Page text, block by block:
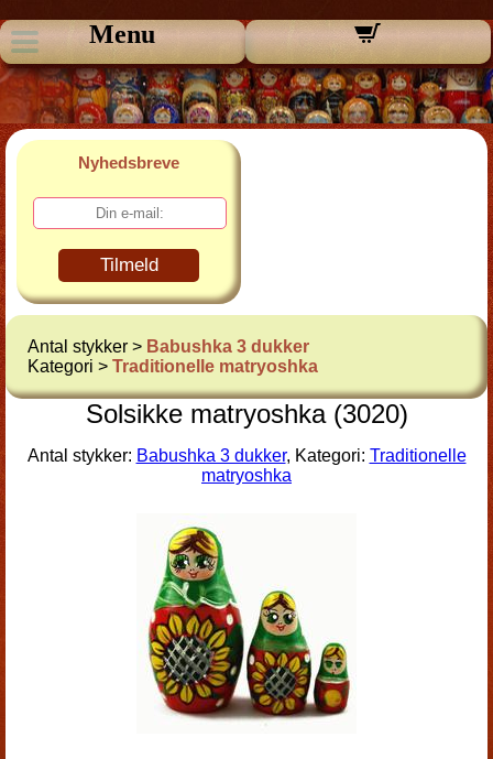
Menu
Nyhedsbreve
Tilmeld
Antal stykker > Babushka 3 dukker
Kategori > Traditionelle matryoshka
Solsikke matryoshka (3020)
Antal stykker: Babushka 3 dukker, Kategori: Traditionelle
matryoshka